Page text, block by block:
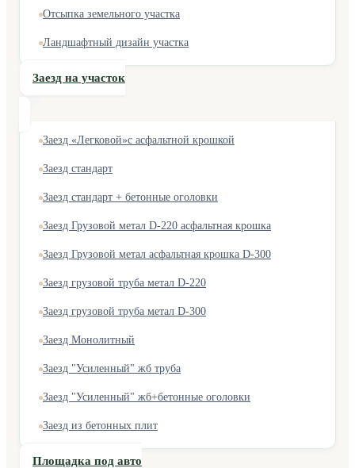
Отсыпка земельного участка
Ландшафтный дизайн участка
Заезд на участок
Заезд «Легковой»с асфальтной крошкой
Заезд стандарт
Заезд стандарт + бетонные оголовки
Заезд Грузовой метал D-220 асфальтная крошка
Заезд Грузовой метал асфальтная крошка D-300
Заезд грузовой труба метал D-220
Заезд грузовой труба метал D-300
Заезд Монолитный
Заезд "Усиленный" жб труба
Заезд "Усиленный" жб+бетонные оголовки
Заезд из бетонных плит
Площадка под авто